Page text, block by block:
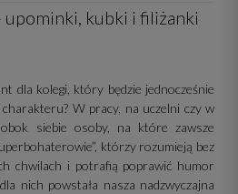
upominki, kubki i filiżanki
dla kolegi, który będzie jednocześnie
W pracy, na uczelni czy w
siebie osoby, na które zawsze
którzy rozumieją bez
chwilach i potrafią poprawić humor
nich powstała nasza nadzwyczajna